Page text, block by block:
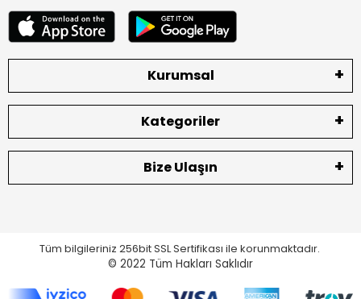
Kurumsal
Kategoriler
Bize Ulaşın
Tüm bilgileriniz 256bit SSL Sertifikası ile korunmaktadır.
© 2022 Tüm Hakları Saklıdır